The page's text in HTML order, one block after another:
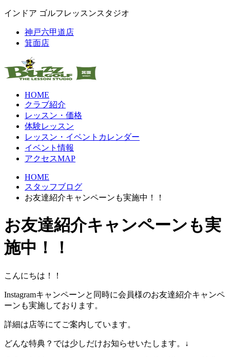
インドア ゴルフレッスンスタジオ
神戸六甲道店
箕面店
HOME
クラブ紹介
レッスン・価格
体験レッスン
レッスン・イベントカレンダー
イベント情報
アクセスMAP
HOME
スタッフブログ
お友達紹介キャンペーンも実施中！！
お友達紹介キャンペーンも実
施中！！
こんにちは！！
Instagramキャンペーンと同時に会員様のお友達紹介キャンペ
ーンも実施しております。
詳細は店等にてご案内しています。
どんな特典？では少しだけお知らせいたします。↓